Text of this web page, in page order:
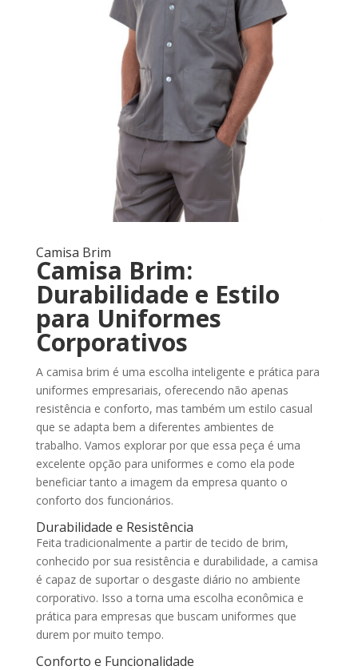
Camisa Brim
Camisa Brim:
Durabilidade e Estilo
para Uniformes
Corporativos
A camisa brim é uma escolha inteligente e prática para
uniformes empresariais, oferecendo não apenas
resistência e conforto, mas também um estilo casual
que se adapta bem a diferentes ambientes de
trabalho. Vamos explorar por que essa peça é uma
excelente opção para uniformes e como ela pode
beneficiar tanto a imagem da empresa quanto o
conforto dos funcionários.
Durabilidade e Resistência
Feita tradicionalmente a partir de tecido de brim,
conhecido por sua resistência e durabilidade, a camisa
é capaz de suportar o desgaste diário no ambiente
corporativo. Isso a torna uma escolha econômica e
prática para empresas que buscam uniformes que
durem por muito tempo.
Conforto e Funcionalidade